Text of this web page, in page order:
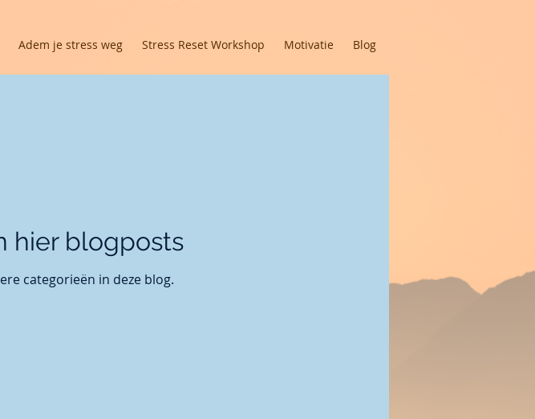
Adem je stress weg Stress Reset Workshop Motivatie Blog
hier blogposts
categorieën in deze blog.